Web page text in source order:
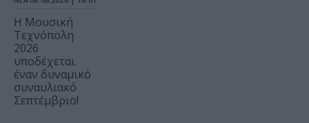
Η Μουσική
Τεχνόπολη
2026
υποδέχεται
έναν δυναμικό
συναυλιακό
Σεπτέμβριο!